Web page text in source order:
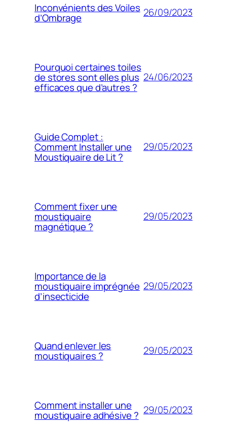
Inconvénients des Voiles
d’Ombrage 26/09/2023
Pourquoi certaines toiles
de stores sont elles plus
efficaces que d’autres ?
24/06/2023
Guide Complet :
Comment Installer une
Moustiquaire de Lit ?
29/05/2023
Comment fixer une
moustiquaire
magnétique ?
29/05/2023
Importance de la
moustiquaire imprégnée
d’insecticide
29/05/2023
Quand enlever les
moustiquaires ? 29/05/2023
Comment installer une
moustiquaire adhésive ? 29/05/2023